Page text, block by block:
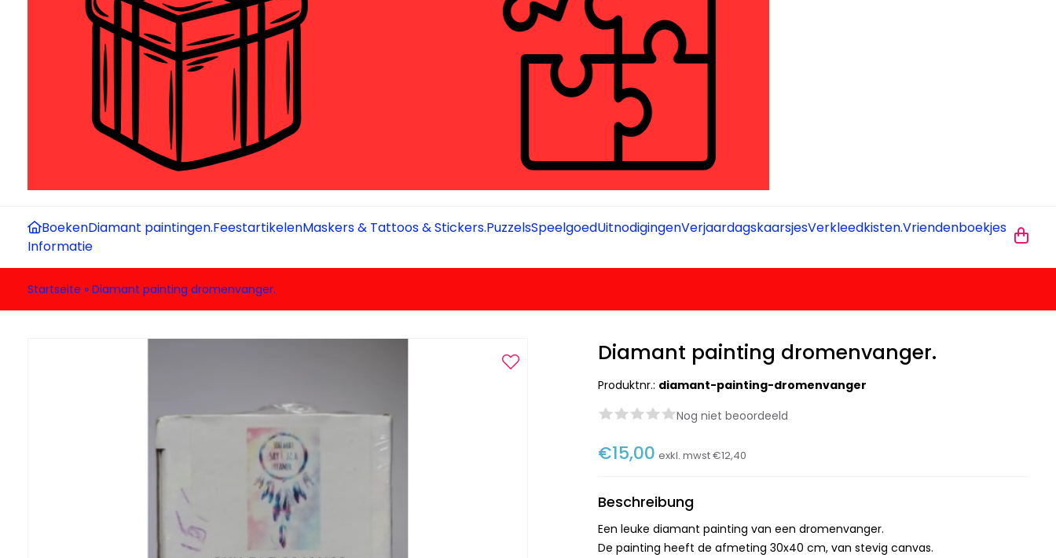
BoekenDiamant paintingen.FeestartikelenMaskers & Tattoos & Stickers.PuzzelsSpeelgoedUitnodigingenVerjaardagskaarsjesVerkleedkisten.Vriendenboekjes
Informatie
Startseite » Diamant painting dromenvanger.
Diamant painting dromenvanger.
Produktnr.: diamant-painting-dromenvanger
Nog niet beoordeeld
€15,00 exkl. mwst€12,40
Beschreibung
Een leuke diamant painting van een dromenvanger.
De painting heeft de afmeting 30x40 cm, van stevig canvas.